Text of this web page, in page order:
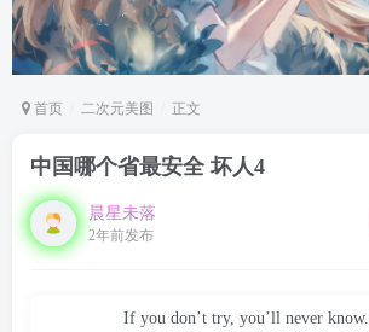
首页 二次元美图 正文
中国哪个省最安全 坏人4
晨星未落
2年前发布
If you don’t try, you’ll never